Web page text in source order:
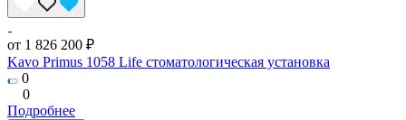
от 1 826 200 ₽
Kavo Primus 1058 Life стоматологическая установка
0
0
Подробнее